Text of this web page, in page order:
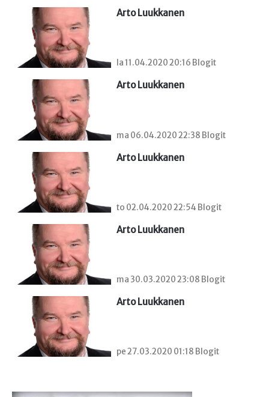
Arto Luukkanen
la 11.04.2020 20:16 Blogit
Arto Luukkanen
ma 06.04.2020 22:38 Blogit
Arto Luukkanen
to 02.04.2020 22:54 Blogit
Arto Luukkanen
ma 30.03.2020 23:08 Blogit
Arto Luukkanen
pe 27.03.2020 01:18 Blogit